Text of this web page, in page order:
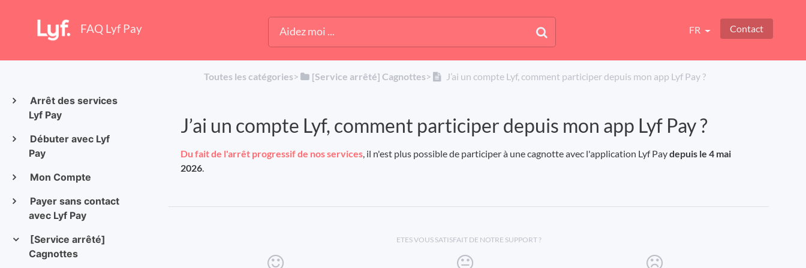
FAQ Lyf Pay FR Contact
Arrêt des services
Lyf Pay
Débuter avec Lyf
Pay
Mon Compte
Payer sans contact
avec Lyf Pay
[Service arrêté]
Cagnottes
Toutes les catégories​>​ ​[Service arrêté] Cagnottes​>​ J’ai un compte Lyf, comment participer depuis mon app Lyf Pay ?
J’ai un compte Lyf, comment participer depuis mon app Lyf Pay ?
Du fait de l'arrêt progressif de nos services, il n'est plus possible de participer à une cagnotte avec l'application Lyf Paydepuis le 4 mai
2026.
ETES VOUS SATISFAIT DE NOTRE SUPPORT ?